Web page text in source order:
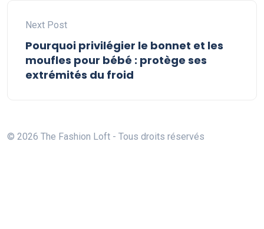
Next Post
Pourquoi privilégier le bonnet et les
moufles pour bébé : protège ses
extrémités du froid
© 2026 The Fashion Loft - Tous droits réservés